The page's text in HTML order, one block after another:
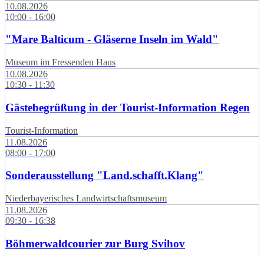
10.08.2026
10:00 - 16:00
"Mare Balticum - Gläserne Inseln im Wald"
Museum im Fressenden Haus
10.08.2026
10:30 - 11:30
Gästebegrüßung in der Tourist-Information Regen
Tourist-Information
11.08.2026
08:00 - 17:00
Sonderausstellung "Land.schafft.Klang"
Niederbayerisches Landwirtschaftsmuseum
11.08.2026
09:30 - 16:38
Böhmerwaldcourier zur Burg Svihov